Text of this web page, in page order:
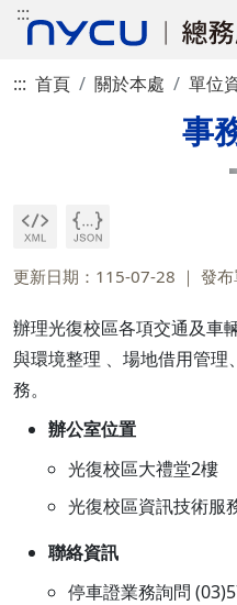
:::
::: 首頁 關於本處 單位
事
更新日期：115-07-28 發
辦理光復校區各項交通及車
與環境整理 、場地借用管
務。
辦公室位置
光復校區大禮堂2樓
光復校區資訊技術服
聯絡資訊
停車證業務詢問